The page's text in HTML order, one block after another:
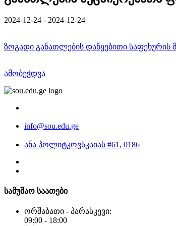
2024-12-24 - 2024-12-24
ზოგადი განათლების დაწყებითი
ამობეჭდვა
info@sou.edu.ge
ანა პოლიტკოვსკაიას #61, 0186
სამუშაო საათები
ორშაბათი - პარასკევი:
09:00 - 18:00